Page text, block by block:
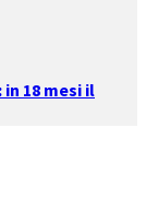
18 mesi il